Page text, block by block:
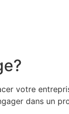
votre
dans un